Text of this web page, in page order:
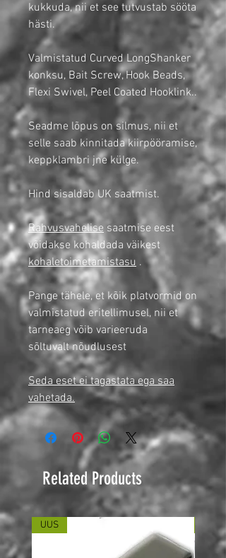
kukkuda, nii et see tutvustab sööta
hästi.
Valmistatud Curved LongShanker
konksu, Bait Screw, Hook Beads,
Flexi Swivel, Peel Coated Hooklink..
Seadme lõpus on silmus, nii et
selle saab kinnitada kiirpööramise,
keppklambri jne külge.
Hind sisaldab UK saatmist.
Rahvusvahelise saatmise eest
võidakse kohaldada väikest
kohaletoimetamistasu .
Pange tähele, et kõik platvormid on
valmistatud eritellimusel, nii et
tarneaeg võib varieeruda
sõltuvalt nõudlusest
Seda eset ei tagastata ega saa
vahetada.
Related Products
UUS